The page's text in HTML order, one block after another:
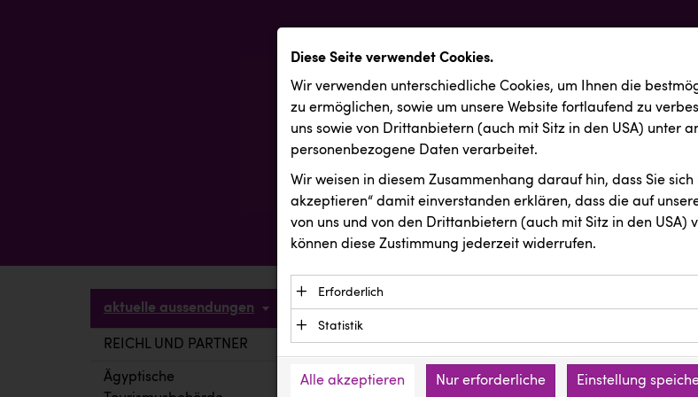
aktuelle aussendungen
REICHL UND PARTNER
Ägyptische
Diese Seite verwendet Cookies.
Wir verwenden unterschiedliche Cookies, um Ihnen die
zu ermöglichen, sowie um unsere Website fortlaufend zu
uns sowie von Drittanbietern (auch mit Sitz in den USA) unter
personenbezogene Daten verarbeitet.
Wir weisen in diesem Zusammenhang darauf hin, dass Sie
akzeptieren“ damit ein­ver­standen erklären, dass die auf
von uns und von den Drittanbietern (auch mit Sitz in den USA)
können diese Zustimmung jederzeit widerrufen.
Erforderlich
Essenzielle Cookies ermöglichen grundlegende Funktionen
Funktion der Website erforderlich. Diese Cookies speichern
Daten und werden an keine Dritten übermittelt.
Anbieter: Eigentümer der Website (Erstanbieter)
Statistik
verstehen, wie unsere Besucher unsere Website nutzen.
Alle akzeptieren Nur erforderliche Einstellung